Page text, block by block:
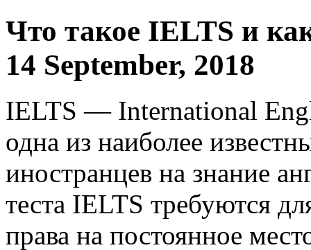
Что такое IELTS и
14 September, 2018
IELTS — International
одна из наиболее
иностранцев на знание
теста IELTS требуются
права на постоянное